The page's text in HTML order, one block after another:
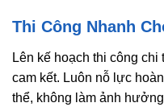
Thi Công Nhanh
Lên kế hoạch thi công
cam kết. Luôn nỗ lực
thể, không làm ảnh